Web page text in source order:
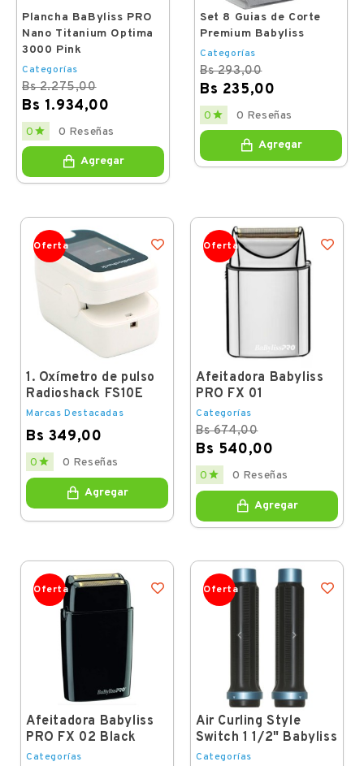
Plancha BaByliss PRO
Nano Titanium Optima
3000 Pink
Categorías
Bs 2.275,00
Bs 1.934,00
Regular
price
Price
0  0 Reseñas
Agregar
Set 8 Guias de Corte
Premium Babyliss
Categorías
Bs 293,00
Bs 235,00
Regular
price
Price
0  0 Reseñas
Agregar
Oferta
1. Oxímetro de pulso
Radioshack FS10E
Marcas Destacadas
Bs 349,00
Price
0  0 Reseñas
Agregar
Oferta
Afeitadora Babyliss
PRO FX 01
Categorías
Bs 674,00
Bs 540,00
Regular
price
Price
0  0 Reseñas
Agregar
Oferta
Afeitadora Babyliss
PRO FX 02 Black
Categorías
Oferta
Air Curling Style
Switch 1 1/2" Babyliss
Categorías